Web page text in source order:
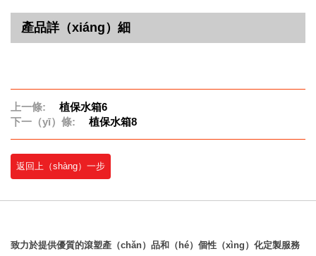
產品詳（xiáng）細
上一條:
植保水箱6
下一（yī）條:
植保水箱8
返回上（shàng）一步
致力於提供優質的滾塑產（chǎn）品和（hé）個性（xìng）化定製服務